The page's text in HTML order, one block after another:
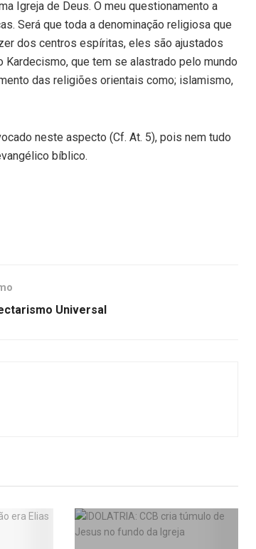
Igreja de Deus. O meu questionamento a
Será que toda a denominação religiosa que
dos centros espíritas, eles são ajustados
que tem se alastrado pelo mundo
das religiões orientais como; islamismo,
neste aspecto (Cf. At. 5), pois nem tudo
bíblico.
Universal